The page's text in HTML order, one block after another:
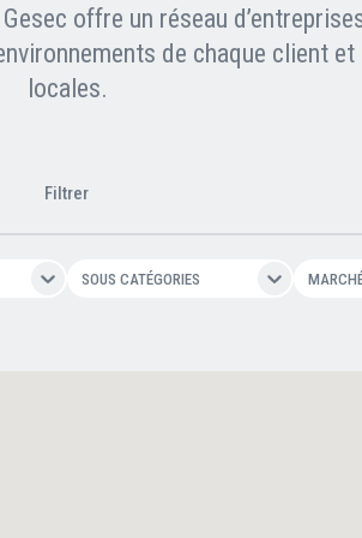
professionnels
Gesec offre un réseau
de chaque client
locales.
Filtrer
SOUS CATÉGORIES